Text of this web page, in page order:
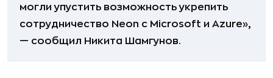
могли упустить возможность укрепить
сотрудничество Neon с Microsoft и Azure»,
— сообщил Никита Шамгунов.